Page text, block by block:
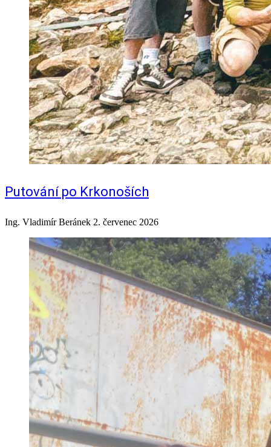
Putování po Krkonoších
Ing. Vladimír Beránek 2. červenec 2026